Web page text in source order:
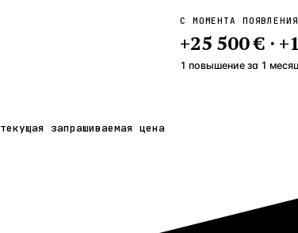
С МОМЕНТА ПОЯВЛЕНИЯ
+25 500 €· +
1 повышение за 1
текущая запрашиваемая цена